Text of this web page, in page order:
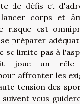
de défis et
corps et
risque est
préparer
se limite pas à
joue un rôle
affronter les
tension des
suivent vous